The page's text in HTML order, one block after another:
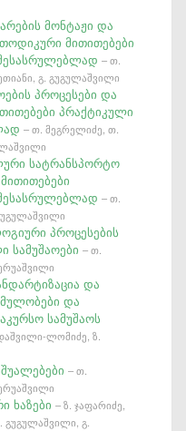
მონტაჟი და
მითითებები
შესასრულებლად– თ.
გ. გუგულაშვილი
პროცესები და
პრაქტიკული
– თ. მეგრელიძე, თ.
სატრანსპორტო
შესასრულებლად– თ.
პროცესების
სამუშაოები– თ.
და
და
სამუშაოს
ლომიძე, ზ.
– თ.
ხაზები– ზ. ჯაფარიძე,
გ.